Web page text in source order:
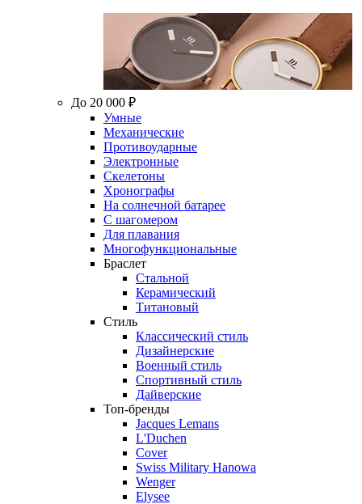
До 20 000 ₽
Умные
Механические
Противоударные
Электронные
Скелетоны
Хронографы
На солнечной батарее
С шагомером
Для плавания
Многофункциональные
Браслет
Стальной
Керамический
Титановый
Стиль
Классический стиль
Дизайнерские
Военный стиль
Спортивный стиль
Дайверские
Топ-бренды
Jacques Lemans
L'Duchen
Cover
Swiss Military Hanowa
Wenger
Elysee